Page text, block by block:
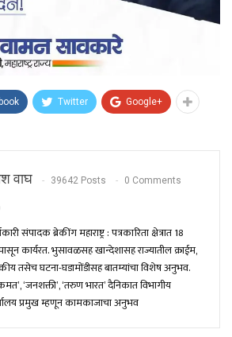
Twitter Google+
वाघ 39642 Posts 0 Comments
संपादक ब्रेकींग महाराष्ट्र : पत्रकारिता क्षेत्रात 18
कार्यरत. भुसावळसह खान्देशासह राज्यातील क्राईम,
तसेच घटना-घडामोंडीसह बातम्यांचा विशेष अनुभव.
‘जनशक्ती’, ‘तरुण भारत’ दैनिकात विभागीय
प्रमुख म्हणून कामकाजाचा अनुभव